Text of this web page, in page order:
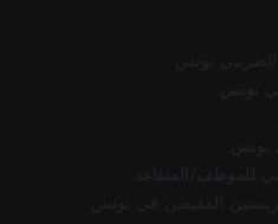
تونس
تونس
تونس
للموظف/المتقاعد
المقيمين في تونس